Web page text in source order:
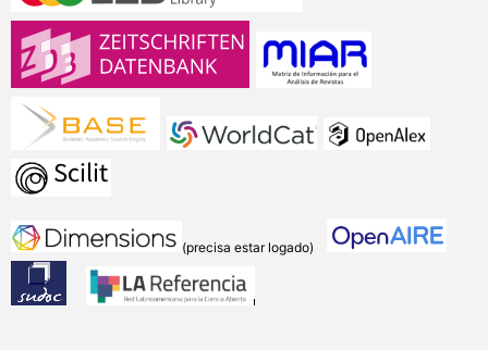
(precisa estar logado)